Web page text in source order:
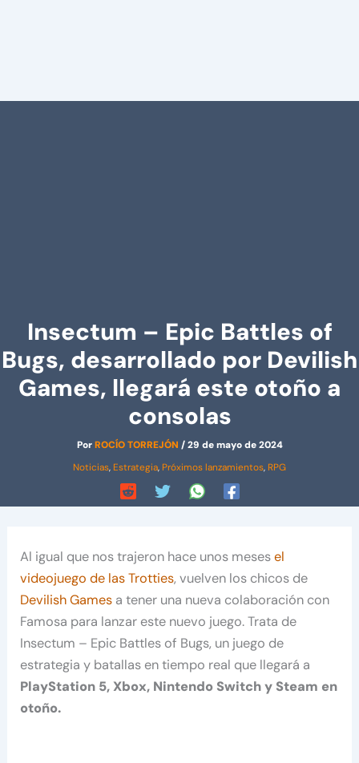
Insectum – Epic Battles of
Bugs, desarrollado por Devilish
Games, llegará este otoño a
consolas
PorROCÍO TORREJÓN /29 de mayo de 2024
Noticias, Estrategia, Próximos lanzamientos, RPG
Al igual que nos trajeron hace unos mesesel
videojuego de las Trotties, vuelven los chicos de
Devilish Games a tener una nueva colaboración con
Famosa para lanzar este nuevo juego. Trata de
Insectum – Epic Battles of Bugs, un juego de
estrategia y batallas en tiempo real que llegará a
PlayStation 5, Xbox, Nintendo Switch y Steam en
otoño.